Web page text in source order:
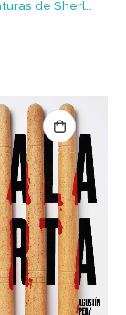
Las aventuras de Sherlock Holmes: Escándalo en Bohemia – La Liga de los Pelirrojos – Un caso de identidad : (Edición Letra Grande)